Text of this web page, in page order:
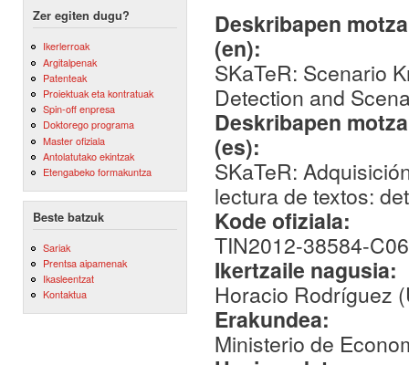
Zer egiten dugu?
Ikerlerroak
Argitalpenak
Patenteak
Proiektuak eta kontratuak
Spin-off enpresa
Doktorego programa
Master ofiziala
Antolatutako ekintzak
Etengabeko formakuntza
Beste batzuk
Sariak
Prentsa aipamenak
Ikasleentzat
Kontaktua
Deskribapen
(en):
SKaTeR: Scenario
Detection and
Deskribapen
(es):
SKaTeR:
lectura de textos:
Kode ofiziala:
TIN2012-38584-
Ikertzaile nagusia:
Horacio Rodríguez
Erakundea:
Ministerio de